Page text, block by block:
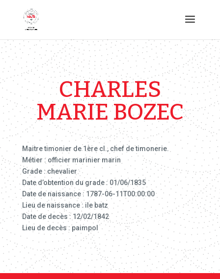
CHARLES
MARIE BOZEC
Maitre timonier de 1ère cl., chef de timonerie.
Métier : officier marinier marin
Grade : chevalier
Date d’obtention du grade : 01/06/1835
Date de naissance : 1787-06-11T00:00:00
Lieu de naissance : ile batz
Date de decès : 12/02/1842
Lieu de decès : paimpol